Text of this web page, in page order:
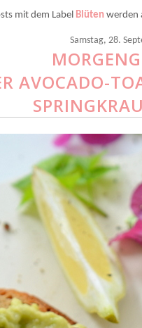
mit dem Label Blüten werden
Samstag, 28.
AVOCADO-